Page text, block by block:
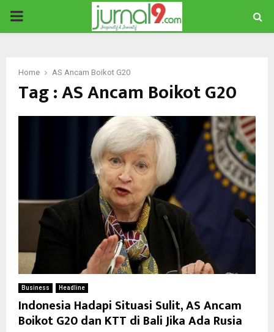
PRIMARY
Home AS Ancam Boikot G20
Tag : AS Ancam Boikot G20
Business Headline
Indonesia Hadapi Situasi Sulit, AS Ancam
Boikot G20 dan KTT di Bali Jika Ada Rusia